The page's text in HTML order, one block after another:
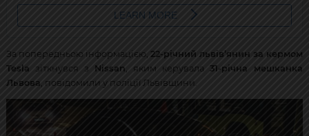
За попередньою інформацією, 22-річний львів’янин за кермом
Tesla зіткнувся з Nissan, яким керувала31-річна мешканка
Львова , повідомили у поліції Львівщини.